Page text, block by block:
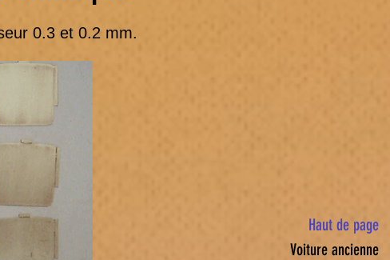
Haut de page
Voiture ancienne
0.3 et 0.2 mm.